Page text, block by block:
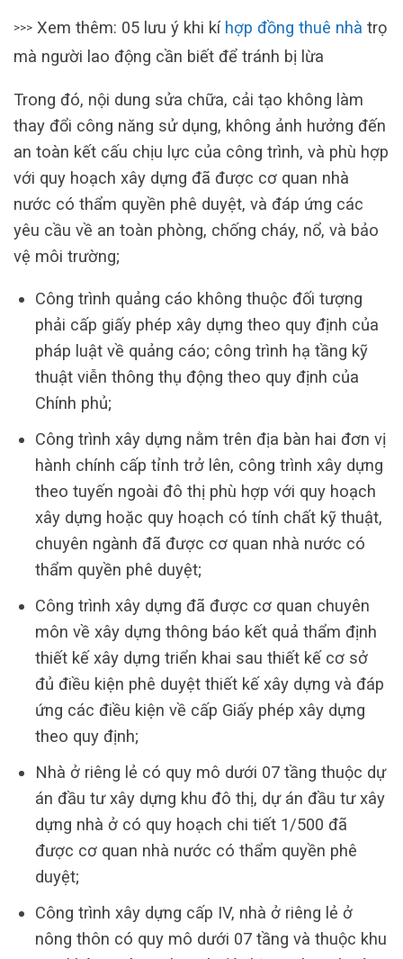
>>> Xem thêm: 05 lưu ý khi kí hợp đồng thuê nhà trọ
mà người lao động cần biết để tránh bị lừa
Trong đó, nội dung sửa chữa, cải tạo không làm
thay đổi công năng sử dụng, không ảnh hưởng đến
an toàn kết cấu chịu lực của công trình, và phù hợp
với quy hoạch xây dựng đã được cơ quan nhà
nước có thẩm quyền phê duyệt, và đáp ứng các
yêu cầu về an toàn phòng, chống cháy, nổ, và bảo
vệ môi trường;
Công trình quảng cáo không thuộc đối tượng
phải cấp giấy phép xây dựng theo quy định của
pháp luật về quảng cáo; công trình hạ tầng kỹ
thuật viễn thông thụ động theo quy định của
Chính phủ;
Công trình xây dựng nằm trên địa bàn hai đơn vị
hành chính cấp tỉnh trở lên, công trình xây dựng
theo tuyến ngoài đô thị phù hợp với quy hoạch
xây dựng hoặc quy hoạch có tính chất kỹ thuật,
chuyên ngành đã được cơ quan nhà nước có
thẩm quyền phê duyệt;
Công trình xây dựng đã được cơ quan chuyên
môn về xây dựng thông báo kết quả thẩm định
thiết kế xây dựng triển khai sau thiết kế cơ sở
đủ điều kiện phê duyệt thiết kế xây dựng và đáp
ứng các điều kiện về cấp Giấy phép xây dựng
theo quy định;
Nhà ở riêng lẻ có quy mô dưới 07 tầng thuộc dự
án đầu tư xây dựng khu đô thị, dự án đầu tư xây
dựng nhà ở có quy hoạch chi tiết 1/500 đã
được cơ quan nhà nước có thẩm quyền phê
duyệt;
Công trình xây dựng cấp IV, nhà ở riêng lẻ ở
nông thôn có quy mô dưới 07 tầng và thuộc khu